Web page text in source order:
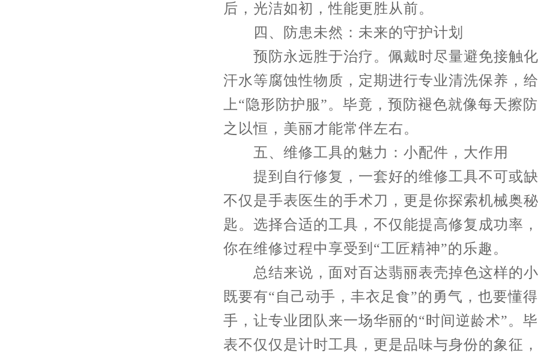
后，光洁如初，性能更胜从前。
四、防患未然：未来的守护计划
预防永远胜于治疗。佩戴时尽量避免接触
汗水等腐蚀性物质，定期进行专业清洗保养，
上“隐形防护服”。毕竟，预防褪色就像每天擦
之以恒，美丽才能常伴左右。
五、维修工具的魅力：小配件，大作用
提到自行修复，一套好的维修工具不可或
不仅是手表医生的手术刀，更是你探索机械奥
匙。选择合适的工具，不仅能提高修复成功率
你在维修过程中享受到“工匠精神”的乐趣。
总结来说，面对百达翡丽表壳掉色这样的
既要有“自己动手，丰衣足食”的勇气，也要懂
手，让专业团队来一场华丽的“时间逆龄术”。
表不仅仅是计时工具，更是品味与身份的象征